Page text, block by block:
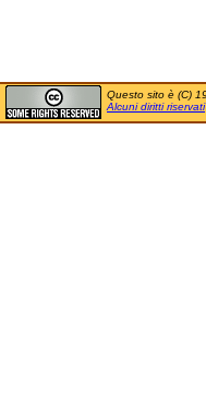
Questo sito è (C)
Alcuni diritti riservati